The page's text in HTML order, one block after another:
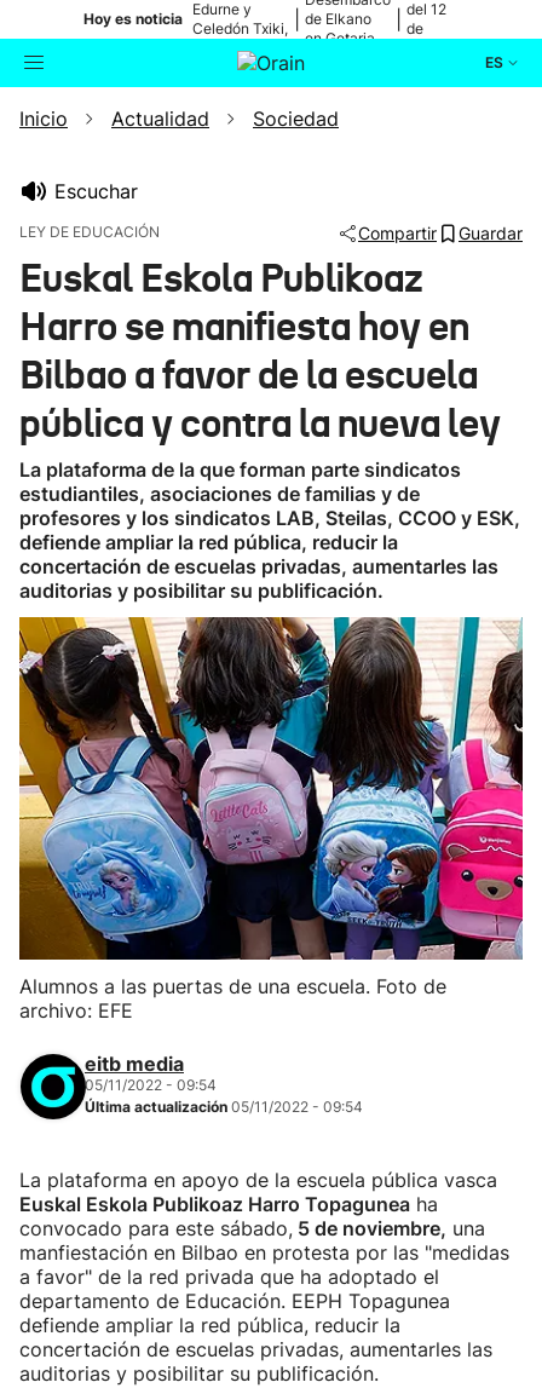
Hoy es noticia
Edurne y
Celedón Txiki,
en directo
de Elkano
en Getaria
del 12
de
ES
Buscador Actualidad
Ikusmiran
Eguraldia
Inicio Actualidad Sociedad
Escuchar
LEY DE EDUCACIÓN Compartir Guardar
Euskal Eskola Publikoaz
Harro se manifiesta hoy en
Bilbao a favor de la escuela
pública y contra la nueva ley
La plataforma de la que forman parte sindicatos
estudiantiles, asociaciones de familias y de
profesores y los sindicatos LAB, Steilas, CCOO y ESK,
defiende ampliar la red pública, reducir la
concertación de escuelas privadas, aumentarles las
auditorias y posibilitar su publificación.
Alumnos a las puertas de una escuela. Foto de
archivo: EFE
eitb media
05/11/2022 - 09:54
Última actualización 05/11/2022 - 09:54
La plataforma en apoyo de la escuela pública vasca
Euskal Eskola Publikoaz Harro Topagunea ha
convocado para este sábado, 5 de noviembre, una
manfiestación en Bilbao en protesta por las "medidas
a favor" de la red privada que ha adoptado el
departamento de Educación. EEPH Topagunea
defiende ampliar la red pública, reducir la
concertación de escuelas privadas, aumentarles las
auditorias y posibilitar su publificación.